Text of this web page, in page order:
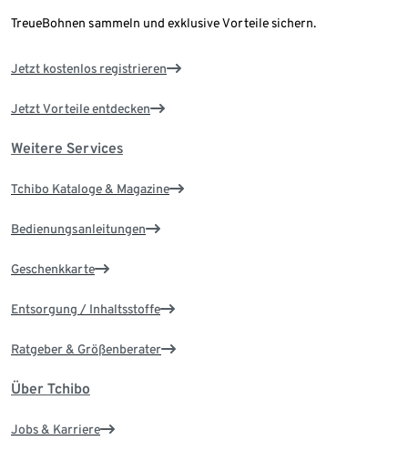
TreueBohnen sammeln und exklusive Vorteile sichern.
Jetzt kostenlos registrieren
Jetzt Vorteile entdecken
Weitere Services
Tchibo Kataloge & Magazine
Bedienungsanleitungen
Geschenkkarte
Entsorgung / Inhaltsstoffe
Ratgeber & Größenberater
Über Tchibo
Jobs & Karriere